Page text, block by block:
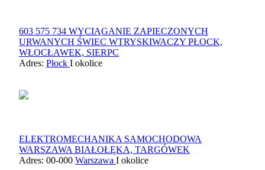
603 575 734 WYCIĄGANIE ZAPIECZONYCH
URWANYCH ŚWIEC WTRYSKIWACZY PŁOCK,
WŁOCŁAWEK, SIERPC
Adres: Płock I okolice
ELEKTROMECHANIKA SAMOCHODOWA
WARSZAWA BIAŁOŁĘKA, TARGÓWEK
Adres: 00-000 Warszawa I okolice